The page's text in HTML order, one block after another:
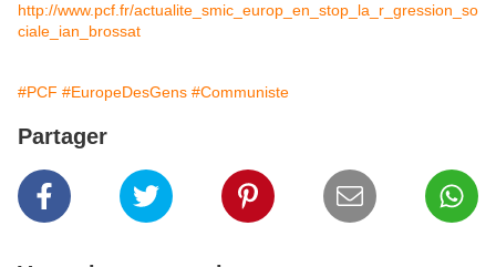
http://www.pcf.fr/actualite_smic_europ_en_stop_la_r_gression_so
ciale_ian_brossat
#PCF #EuropeDesGens #Communiste
Partager